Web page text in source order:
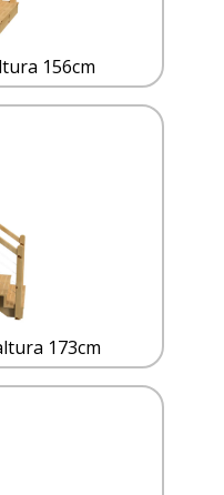
156cm
173cm